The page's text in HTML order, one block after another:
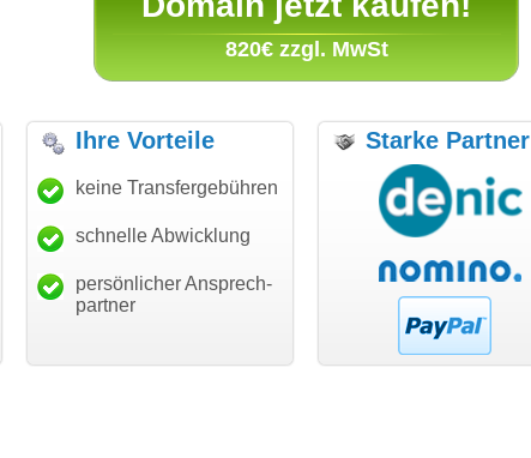
820€ zzgl. MwSt
"Danke für den schnellen
Transfer und guten Service!"
Thomas Schäfer
i can eckert communication GmbH
"Ich bin dankbar, meine
Wunschdomain gefunden zu
haben. Die Domain passt für
hundertprozentig."
Janina Köck
Leben im Einklang
leben-im-einklang.de
Ihre Vorteile
keine Transfergebühren
schnelle Abwicklung
persönlicher Ansprech-
partner
Starke Partner